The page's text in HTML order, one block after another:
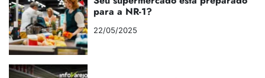
para a NR-1?
22/05/2025